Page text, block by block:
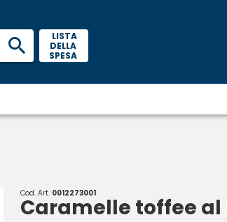
LISTA
DELLA
SPESA
Cod. Art. 0012273001
Caramelle toffee